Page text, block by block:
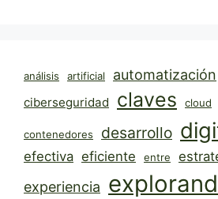
análisis artificial automatización
ciberseguridad claves cloud
contenedores desarrollo
efectiva eficiente entre
experiencia